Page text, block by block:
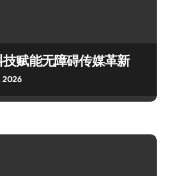
赋能无障碍传媒革新
2026